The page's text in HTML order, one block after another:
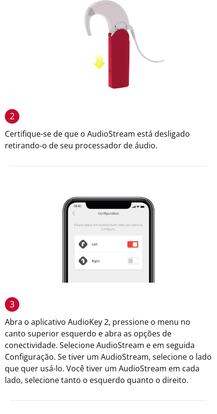
2
Certifique-se de que o AudioStream está desligado
retirando-o de seu processador de áudio.
3
Abra o aplicativo AudioKey 2, pressione o menu no
canto superior esquerdo e abra as opções de
conectividade. Selecione AudioStream e em seguida
Configuração. Se tiver um AudioStream, selecione o lado
que quer usá-lo. Você tiver um AudioStream em cada
lado, selecione tanto o esquerdo quanto o direito.